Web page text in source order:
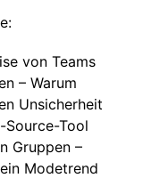
von Teams
– Warum
Unsicherheit
Source-Tool
Gruppen –
Modetrend